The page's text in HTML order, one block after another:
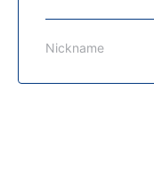
Nickname